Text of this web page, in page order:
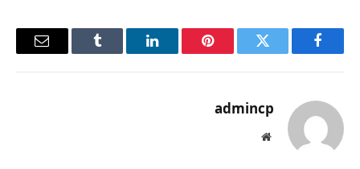
فيسبوك تويتر بينتيريستلينكدإن Tumblr
البريد
admincp
موقع